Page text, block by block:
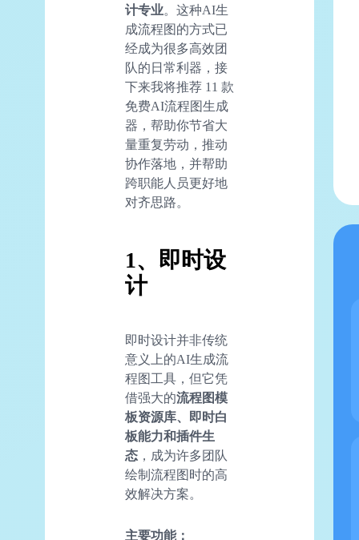
计专业。这种AI生
成流程图的方式已
经成为很多高效团
队的日常利器，接
下来我将推荐 11 款
免费AI流程图生成
器，帮助你节省大
量重复劳动，推动
协作落地，并帮助
跨职能人员更好地
对齐思路。
1、即时设
计
即时设计并非传统
意义上的AI生成流
程图工具，但它凭
借强大的流程图模
板资源库、即时白
板能力和插件生
态 ，成为许多团队
绘制流程图时的高
效解决方案。
主要功能：